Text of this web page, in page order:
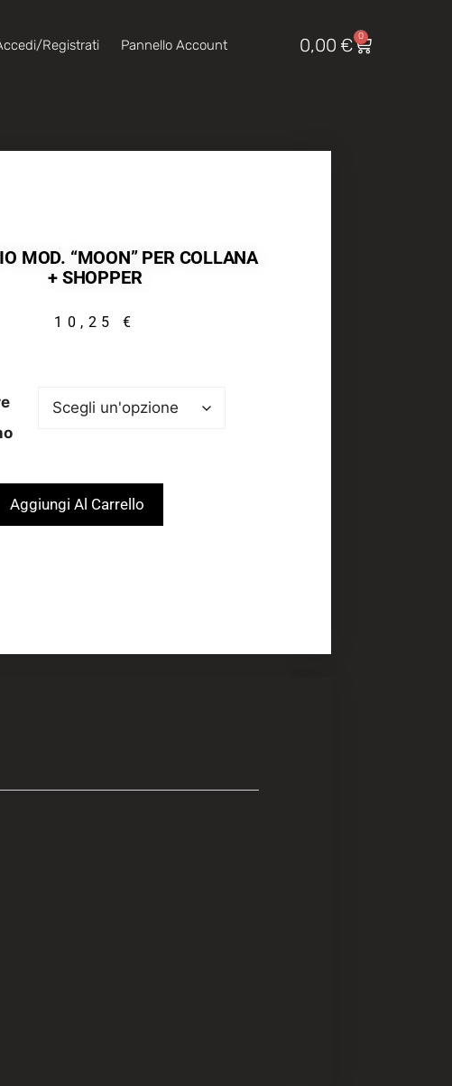
Registrati Pannello Account 0,00 € 0
MOD. “MOON” PER COLLANA
+ SHOPPER
10,25 €
Aggiungi Al Carrello